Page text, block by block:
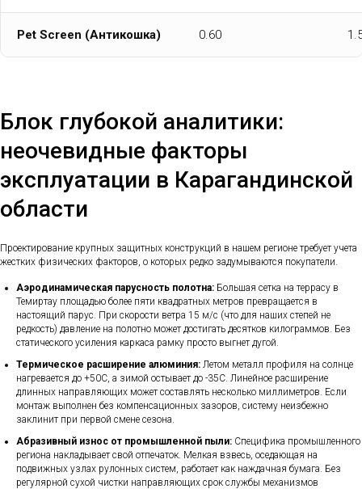
Pet Screen (Антикошка) 0.60
Блок глубокой аналитики:
неочевидные факторы
эксплуатации в Карагандинской
области
Проектирование крупных защитных конструкций в нашем регионе требует учета
жестких физических факторов, о которых редко задумываются покупатели.
Аэродинамическая парусность полотна: Большая сетка на террасу в
Темиртау площадью более пяти квадратных метров превращается в
настоящий парус. При скорости ветра 15 м/с (что для наших степей не
редкость) давление на полотно может достигать десятков килограммов. Без
статического усиления каркаса рамку просто выгнет дугой.
Термическое расширение алюминия: Летом металл профиля на солнце
нагревается до +50C, а зимой остывает до -35C. Линейное расширение
длинных направляющих может составлять несколько миллиметров. Если
монтаж выполнен без компенсационных зазоров, систему неизбежно
заклинит при первой смене сезона.
Абразивный износ от промышленной пыли: Специфика промышленного
региона накладывает свой отпечаток. Мелкая взвесь, оседающая на
подвижных узлах рулонных систем, работает как наждачная бумага. Без
регулярной сухой чистки направляющих срок службы механизмов